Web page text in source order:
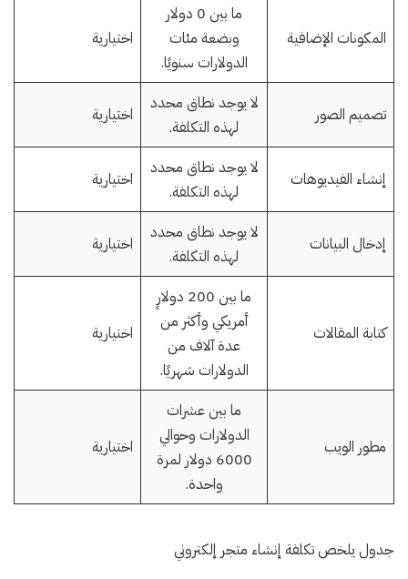
المكونات الإضافية
ما بين 0 دولار
وبضعة مئات
الدولارات سنويًا.
اختيارية
تصميم الصور
لا يوجد نطاق محدد
لهذه التكلفة.
اختيارية
إنشاء الفيديوهات
لا يوجد نطاق محدد
لهذه التكلفة.
اختيارية
إدخال البيانات
لا يوجد نطاق محدد
لهذه التكلفة.
اختيارية
كتابة المقالات
ما بين 200 دولارٍ
أمريكي وأكثر من
عدة آلاف من
الدولارات شهريًا.
اختيارية
مطور الويب
ما بين عشرات
الدولارات وحوالي
6000 دولار لمرة
واحدة.
اختيارية
جدول يلخص تكلفة إنشاء متجر إلكتروني